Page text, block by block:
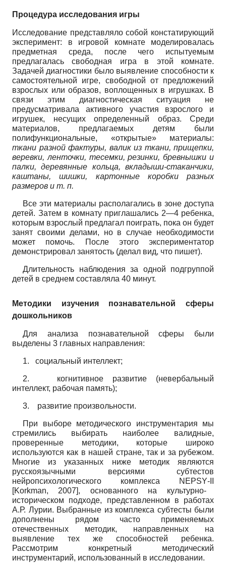
Процедура исследования игры
Исследование представляло собой констатирующий
эксперимент: в игровой комнате моделировалась
предметная среда, после чего испытуемым
предлагалась свободная игра в этой комнате.
Задачей диагностики было выявление способности к
самостоятельной игре, свободной от предложений
взрослых или образов, воплощенных в игрушках. В
связи этим диагностическая ситуация не
предусматривала активного участия взрослого и
игрушек, несущих определенный образ. Среди
материалов, предлагаемых детям были
полифункциональные, «открытые» материалы:
ткани разной фактуры, валик из ткани, прищепки,
веревки, ленточки, тесемки, резинки, бревнышки и
палки, деревянные кольца, вкладыши-стаканчики,
каштаны, шишки, картонные коробки разных
размеров и т. п.
Все эти материалы располагались в зоне доступа
детей. Затем в комнату приглашались 2—4 ребенка,
которым взрослый предлагал поиграть, пока он будет
занят своими делами, но в случае необходимости
может помочь. После этого экспериментатор
демонстрировал занятость (делал вид, что пишет).
Длительность наблюдения за одной подгруппой
детей в среднем составляла 40 минут.
Методики изучения познавательной сферы
дошкольников
Для анализа познавательной сферы были
выделены 3 главных направления:
1. социальный интеллект;
2.
когнитивное развитие (невербальный
интеллект, рабочая память);
3. развитие произвольности.
При выборе методического инструментария мы
стремились выбирать наиболее валидные,
проверенные методики, которые широко
используются как в нашей стране, так и за рубежом.
Многие из указанных ниже методик являются
русскоязычными версиями субтестов
нейропсихологического комплекса
NEPSY-
Korkman, 2007 , основанного на культурно-
историческом подходе, представленном в работах
А.Р. Лурии. Выбранные из комплекса субтесты были
дополнены рядом часто применяемых
отечественных методик, направленных на
выявление тех же способностей ребенка.
Рассмотрим конкретный методический
инструментарий, использованный в исследовании.